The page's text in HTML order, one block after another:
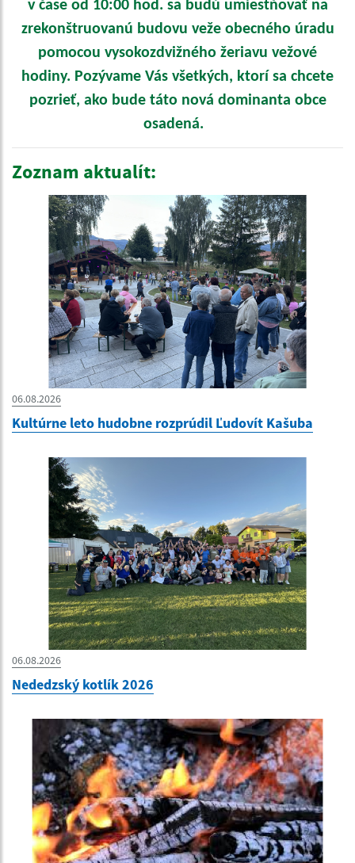
v čase od 10:00 hod. sa budú umiestňovať na
zrekonštruovanú budovu veže obecného úradu
pomocou vysokozdvižného žeriavu vežové
hodiny. Pozývame Vás všetkých, ktorí sa chcete
pozrieť, ako bude táto nová dominanta obce
osadená.
Zoznam aktualít:
06.08.2026
Kultúrne leto hudobne rozprúdil Ľudovít Kašuba
06.08.2026
Nededzský kotlík 2026